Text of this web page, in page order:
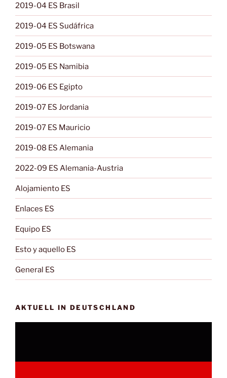
2019-04 ES Brasil
2019-04 ES Sudáfrica
2019-05 ES Botswana
2019-05 ES Namibia
2019-06 ES Egipto
2019-07 ES Jordania
2019-07 ES Mauricio
2019-08 ES Alemania
2022-09 ES Alemania-Austria
Alojamiento ES
Enlaces ES
Equipo ES
Esto y aquello ES
General ES
AKTUELL IN DEUTSCHLAND